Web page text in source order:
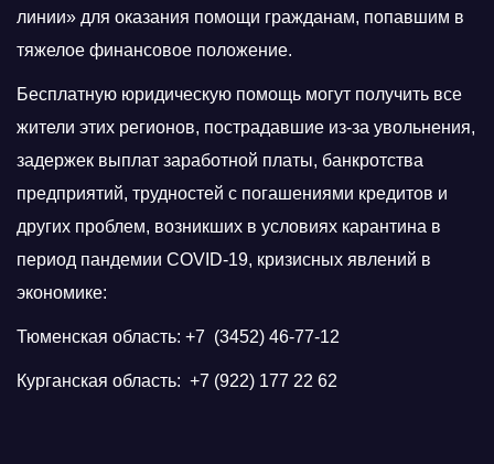
линии» для оказания помощи гражданам, попавшим в
тяжелое финансовое положение.
Бесплатную юридическую помощь могут получить все
жители этих регионов, пострадавшие из-за увольнения,
задержек выплат заработной платы, банкротства
предприятий, трудностей с погашениями кредитов и
других проблем, возникших в условиях карантина в
период пандемии COVID-19, кризисных явлений в
экономике:
Тюменская область: +7 (3452) 46-77-12
Курганская область: +7 (922) 177 22 62